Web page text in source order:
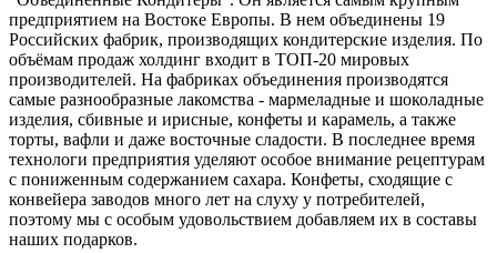
предприятием на Востоке Европы. В нем объединены 19
Российских фабрик, производящих кондитерские изделия. По
объёмам продаж холдинг входит в ТОП-20 мировых
производителей. На фабриках объединения производятся
самые разнообразные лакомства - мармеладные и шоколадные
изделия, сбивные и ирисные, конфеты и карамель, а также
торты, вафли и даже восточные сладости. В последнее время
технологи предприятия уделяют особое внимание рецептурам
с пониженным содержанием сахара. Конфеты, сходящие с
конвейера заводов много лет на слуху у потребителей,
поэтому мы с особым удовольствием добавляем их в составы
наших подарков.